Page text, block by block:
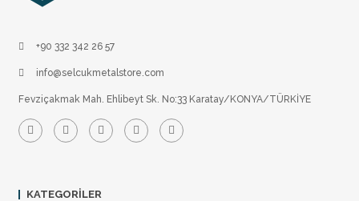
+90 332 342 26 57
info@selcukmetalstore.com
Fevziçakmak Mah. Ehlibeyt Sk. No:33 Karatay/KONYA/TÜRKİYE
KATEGORILER